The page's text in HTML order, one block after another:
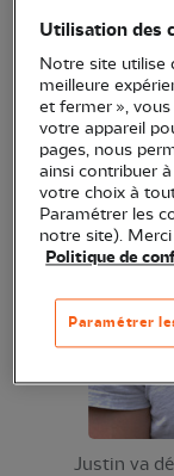
Justin va
Utilisation des
Notre site utilise
meilleure
et fermer »,
votre appareil
pages, nous
ainsi contribuer
votre choix à
Paramétrer les
notre site).
Politique de
Paramétrer